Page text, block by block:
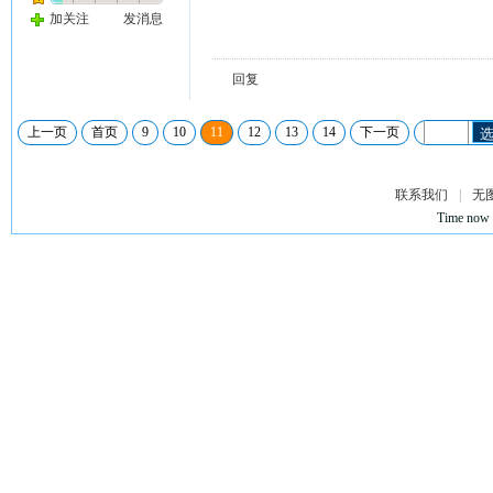
加关注 发消息
回复
上一页 首页 9 10 11 12 13 14 下一页
联系我们
无
Time now